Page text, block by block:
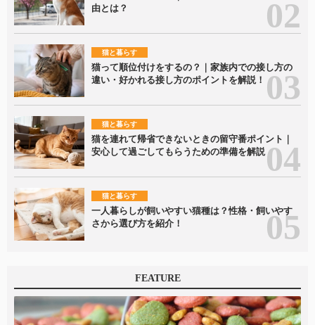
由とは？
猫と暮らす
猫って順位付けをするの？｜家族内での接し方の
違い・好かれる接し方のポイントを解説！
猫と暮らす
猫を連れて帰省できないときの留守番ポイント｜
安心して過ごしてもらうための準備を解説
猫と暮らす
一人暮らしが飼いやすい猫種は？性格・飼いやす
さから選び方を紹介！
FEATURE